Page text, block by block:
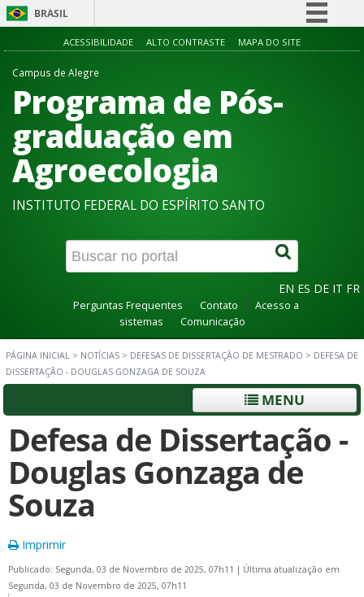
BRASIL
Simplifique!
Participe
Acesso à informação
ACESSIBILIDADE ALTO CONTRASTE MAPA DO SITE
Campus de Alegre
Programa de Pós-
graduação em
Agroecologia
INSTITUTO FEDERAL DO ESPÍRITO SANTO
EN ES DE IT FR
Perguntas Frequentes Contato
Acesso a
sistemas
Comunicação
PÁGINA INICIAL > NOTÍCIAS > DEFESAS DE DISSERTAÇÃO DE MESTRADO > DEFESA DE
DISSERTAÇÃO - DOUGLAS GONZAGA DE SOUZA
MENU
Defesa de Dissertação -
Douglas Gonzaga de
Souza
Imprimir
Publicado: Segunda, 03 de Novembro de 2025, 07h11 | Última atualização em
Segunda, 03 de Novembro de 2025, 07h11